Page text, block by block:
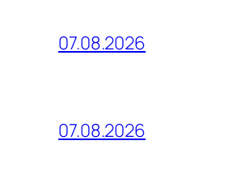
07.08.2026
07.08.2026